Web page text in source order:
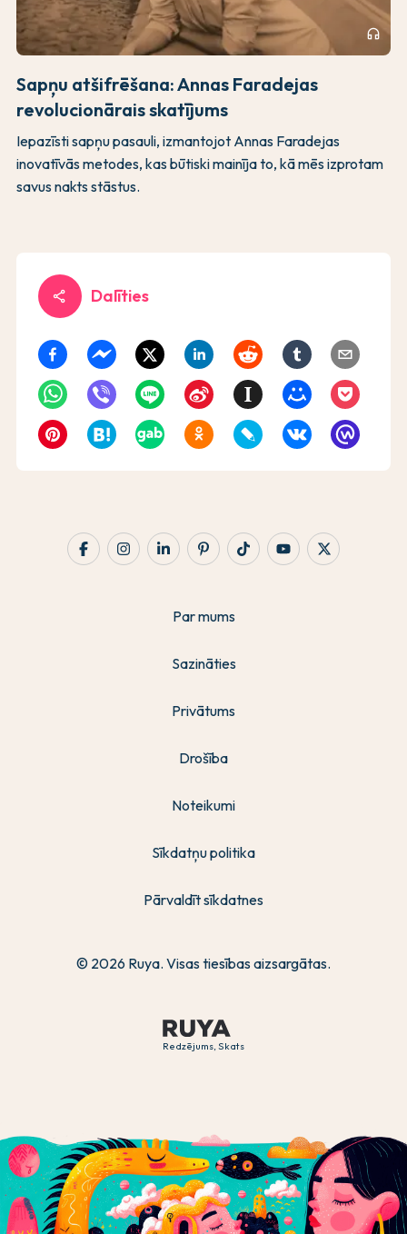
headphones
Sapņu atšifrēšana: Annas Faradejas
revolucionārais skatījums
Iepazīsti sapņu pasauli, izmantojot Annas Faradejas
inovatīvās metodes, kas būtiski mainīja to, kā mēs izprotam
savus nakts stāstus.
share Dalīties
Redzējums, Skats
Par mums
Sazināties
Privātums
Drošība
Noteikumi
Sīkdatņu politika
Pārvaldīt sīkdatnes
© 2026 Ruya. Visas tiesības aizsargātas.